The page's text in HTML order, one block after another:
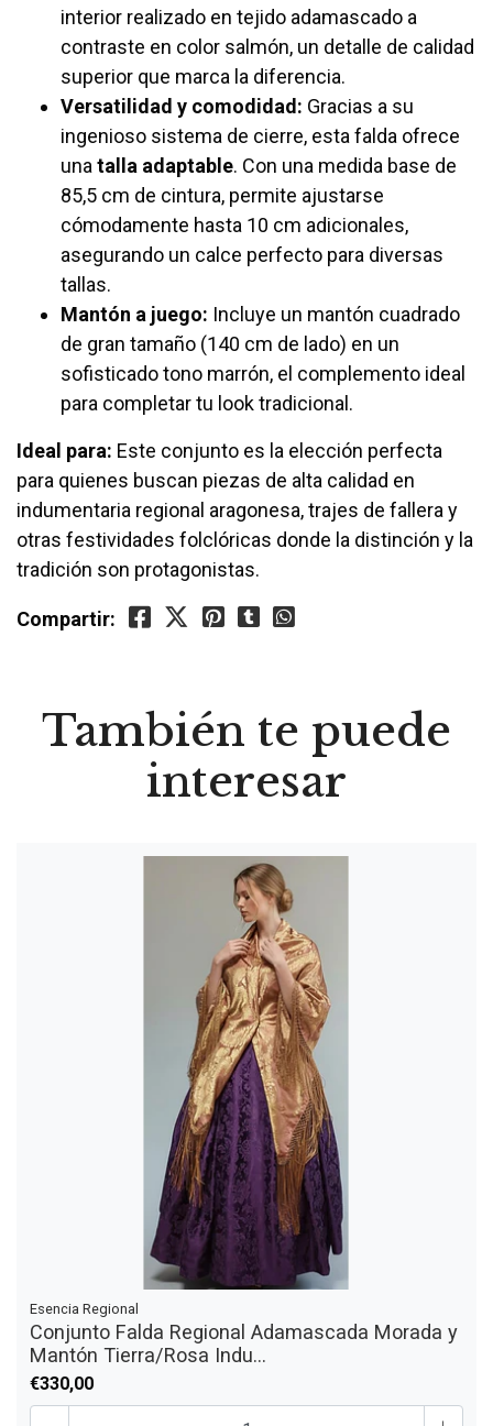
interior realizado en tejido adamascado a
contraste en color salmón, un detalle de calidad
superior que marca la diferencia.
Versatilidad y comodidad: Gracias a su
ingenioso sistema de cierre, esta falda ofrece
una talla adaptable. Con una medida base de
85,5 cm de cintura, permite ajustarse
cómodamente hasta 10 cm adicionales,
asegurando un calce perfecto para diversas
tallas.
Mantón a juego: Incluye un mantón cuadrado
de gran tamaño (140 cm de lado) en un
sofisticado tono marrón, el complemento ideal
para completar tu look tradicional.
Ideal para: Este conjunto es la elección perfecta
para quienes buscan piezas de alta calidad en
indumentaria regional aragonesa, trajes de fallera y
otras festividades folclóricas donde la distinción y la
tradición son protagonistas.
Compartir:
También te puede
interesar
Esencia Regional
Conjunto Falda Regional Adamascada Morada y
Mantón Tierra/Rosa Indu...
€330,00